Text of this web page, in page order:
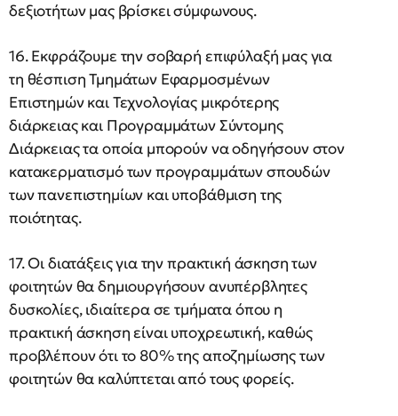
δεξιοτήτων μας βρίσκει σύμφωνους.
16. Εκφράζουμε την σοβαρή επιφύλαξή μας για
τη θέσπιση Τμημάτων Εφαρμοσμένων
Επιστημών και Τεχνολογίας μικρότερης
διάρκειας και Προγραμμάτων Σύντομης
Διάρκειας τα οποία μπορούν να οδηγήσουν στον
κατακερματισμό των προγραμμάτων σπουδών
των πανεπιστημίων και υποβάθμιση της
ποιότητας.
17. Οι διατάξεις για την πρακτική άσκηση των
φοιτητών θα δημιουργήσουν ανυπέρβλητες
δυσκολίες, ιδιαίτερα σε τμήματα όπου η
πρακτική άσκηση είναι υποχρεωτική, καθώς
προβλέπουν ότι το 80% της αποζημίωσης των
φοιτητών θα καλύπτεται από τους φορείς.